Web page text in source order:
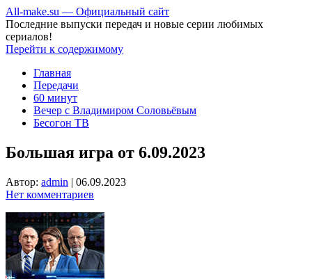
All-make.su — Официальный сайт
Последние выпуски передач и новые серии любимых
сериалов!
Перейти к содержимому
Главная
Передачи
60 минут
Вечер с Владимиром Соловьёвым
Бесогон ТВ
Большая игра от 6.09.2023
Автор: admin | 06.09.2023
Нет комментариев